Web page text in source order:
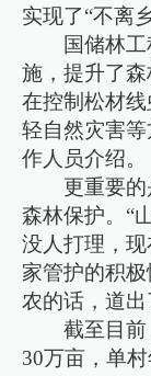
实现了“不离
国储林
施，提升了
在控制松材
轻自然灾害
作人员介绍。
更重要
森林保护。“
没人打理，
家管护的积
农的话，道出
截至目
30万亩，单